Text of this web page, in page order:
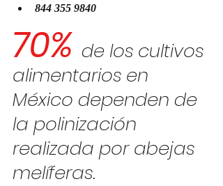
844 355 9840
70% de los cultivos
alimentarios en
México dependen de
la polinización
realizada por abejas
melíferas.